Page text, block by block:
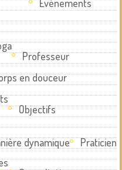
Evénements
Professeur
en douceur
Objectifs
dynamique
Praticien